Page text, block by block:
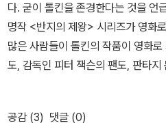
다. 굳이 톨킨을 존경한다는 것을 언
명작 <반지의 제왕> 시리즈가 영화
많은 사람들이 톨킨의 작품이 영화
도, 감독인 피터 잭슨의 팬도, 판타지
되었을때 그래서 사람들은 열광했
다. 단언컨대, 이보다 더 문학과 영화
공감 (3) 댓글 (0)